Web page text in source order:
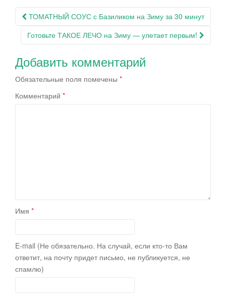
Навигация
по
записям
ТОМАТНЫЙ СОУС с Базиликом на Зиму за 30 минут
Готовьте ТАКОЕ ЛЕЧО на Зиму — улетает первым!
Добавить комментарий
Обязательные поля помечены *
Комментарий *
Имя *
E-mail (Не обязательно. На случай, если кто-то Вам
ответит, на почту придет письмо, не публикуется, не
спамлю)